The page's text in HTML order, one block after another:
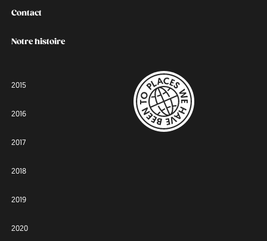
Contact
Notre histoire
2015
2016
2017
2018
2019
2020